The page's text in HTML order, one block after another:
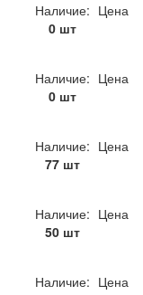
Наличие:
0 шт
Цена
Наличие:
0 шт
Цена
Наличие:
77 шт
Цена
Наличие:
50 шт
Цена
Наличие: Цена